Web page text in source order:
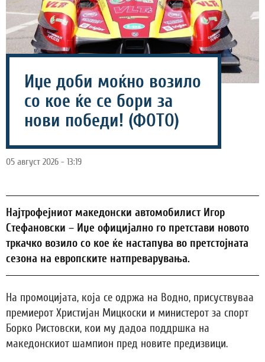
Иџе доби моќно возило
со кое ќе се бори за
нови победи! (ФОТО)
05 август 2026 - 13:19
Најтрофејниот македонски автомобилист Игор
Стефановски – Иџе официјално го претстави новото
тркачко возило со кое ќе настапува во претстојната
сезона на европските натпреварувања.
На промоцијата, која се одржа на Водно, присуствуваа
премиерот Христијан Мицкоски и министерот за спорт
Борко Ристовски, кои му дадоа поддршка на
македонскиот шампион пред новите предизвици.